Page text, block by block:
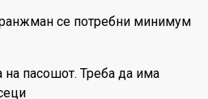
се потребни минимум
пасошот. Треба да има